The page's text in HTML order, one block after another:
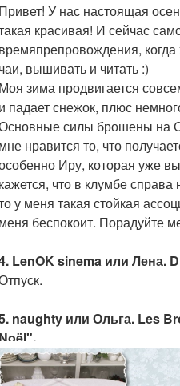
Привет! У нас настоящая
красивая! И сейчас
времяпрепровождения, когда
чаи, вышивать и читать :)
Моя зима продвигается
и падает снежок, плюс
силы брошены на
мне нравится то, что
Иру, которая уже
кажется, что в клумбе
у меня такая стойкая
меня беспокоит. Порадуйте
LenOK sinema или Лена.
naughty или Ольга. Les
Noël".